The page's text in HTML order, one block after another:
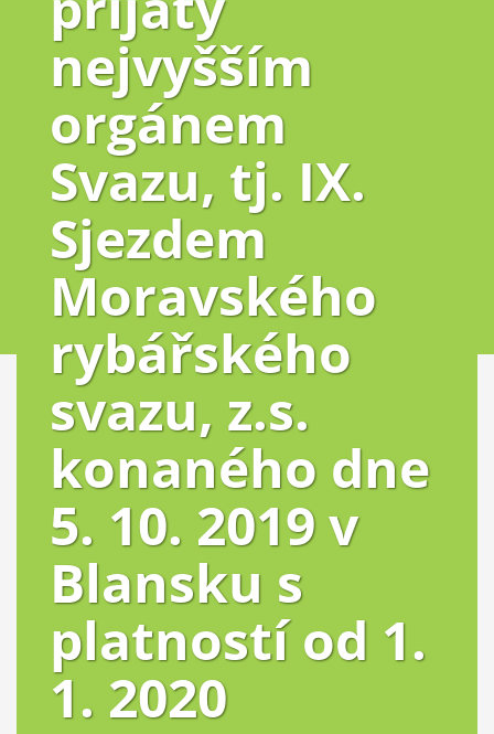
nejvyšším
orgánem
Svazu, tj. IX.
Sjezdem
Moravského
rybářského
svazu, z.s.
konaného dne
5. 10. 2019 v
Blansku s
platností od 1.
1. 2020